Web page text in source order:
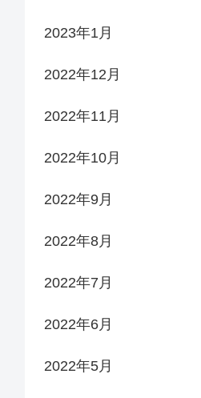
2023年1月
2022年12月
2022年11月
2022年10月
2022年9月
2022年8月
2022年7月
2022年6月
2022年5月